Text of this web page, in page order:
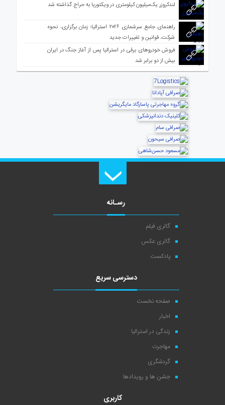
لندکروزر یک‌میلیون کیلومتری در ویکتوریا به حراج گذاشته شد
راهنمای جامع سرشماری ۲۰۲۶ استرالیا؛ زمان برگزاری، نحوه
شرکت، قوانین و تغییرات جدید
فروش خودروهای برقی در استرالیا پس از آغاز جنگ در ایران
بیش از دو برابر شد
رسـانه
گالری فیلم
گالری عکس
پادکست
دسترسی سریع
صفحه نخست
اخبار
زندگی در استرالیا
مهاجرت
گردشگری
جشن ها و رویدادها
کاربری